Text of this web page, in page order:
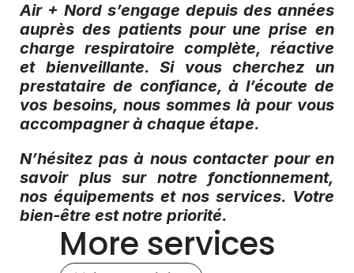
Air + Nord s’engage depuis des années
auprès des patients pour une prise en
charge respiratoire complète, réactive
et bienveillante. Si vous cherchez un
prestataire de confiance, à l’écoute de
vos besoins, nous sommes là pour vous
accompagner à chaque étape.
N’hésitez pas à nous contacter pour en
savoir plus sur notre fonctionnement,
nos équipements et nos services. Votre
bien-être est notre priorité.
More services